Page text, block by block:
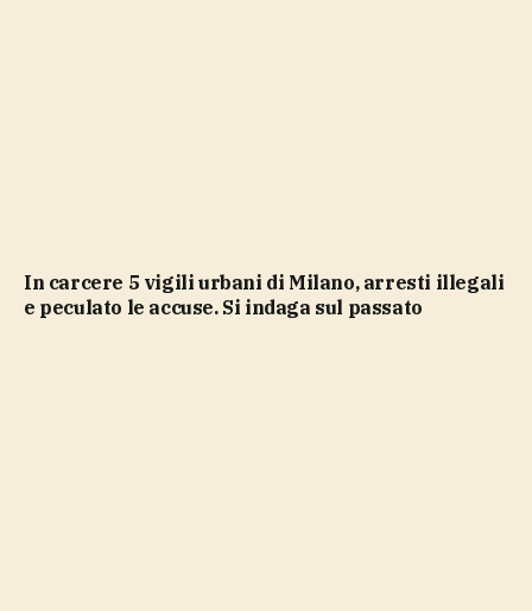
In carcere 5 vigili urbani di Milano, arresti illegali
e peculato le accuse. Si indaga sul passato